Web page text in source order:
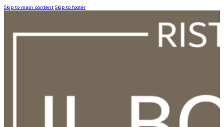
Skip to main content Skip to footer